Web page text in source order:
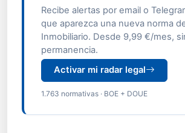
Recibe alertas por email o
que aparezca una nueva norma
Inmobiliario. Desde 9,99 €/mes,
permanencia.
Activar mi radar legal
1.763 normativas · BOE + DOUE